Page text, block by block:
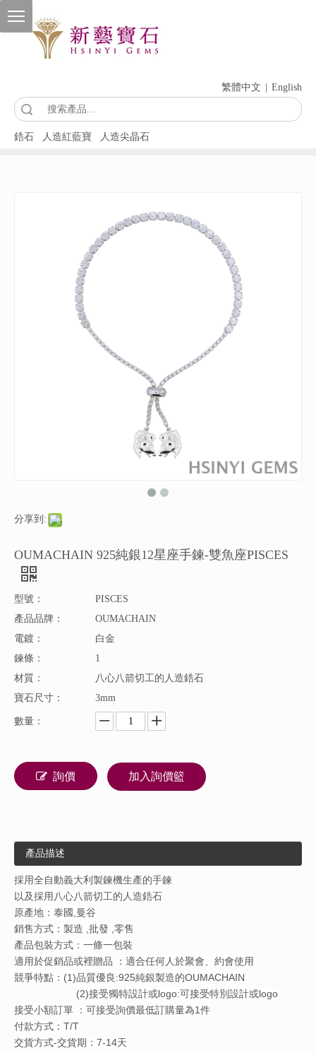
繁體中文 English
鋯石 人造紅藍寶 人造尖晶石
分享到:
OUMACHAIN 925純銀12星座手鍊-雙魚座PISCES
型號：
PISCES
產品品牌：
OUMACHAIN
電鍍：
白金
鍊條：
1
材質：
八心八箭切工的人造鋯石
寶石尺寸：
3mm
數量：
詢價 加入詢價籃
產品描述
採用全自動義大利製鍊機生產的手鍊
以及採用八心八箭切工的人造鋯石
原產地：泰國,曼谷
銷售方式：製造 ,批發 ,零售
產品包裝方式：一條一包裝
適用於促銷品或裡贈品
：適合任何人於聚會、約會使用
競爭特點：(1)品質優良:925純銀製造的OUMACHAIN
(2)接受獨特設計或logo:可接受特別設計或logo
接受小額訂單
：可接受詢價最低訂購量為1件
付款方式：T/T
交貨方式-交貨期：7-14天